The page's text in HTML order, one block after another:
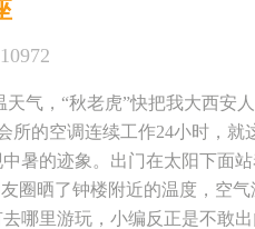
多喜欢吃的食物不能吃，不
编也要向各位孕妈妈们致敬，
驾护航！ 本周~小编给各位孕
！并且为各位孕妈请来了高
，产前备产课（友谊路店周
期六 下午4点—5点 主讲人
报名预约后均可参加 课程内
10972
气，“秋老虎”快把我大西安
所的空调连续工作24小时，就
暑的迹象。出门在太阳下面
圈晒了钟楼附近的温度，空
哪里游玩，小编反正是不敢